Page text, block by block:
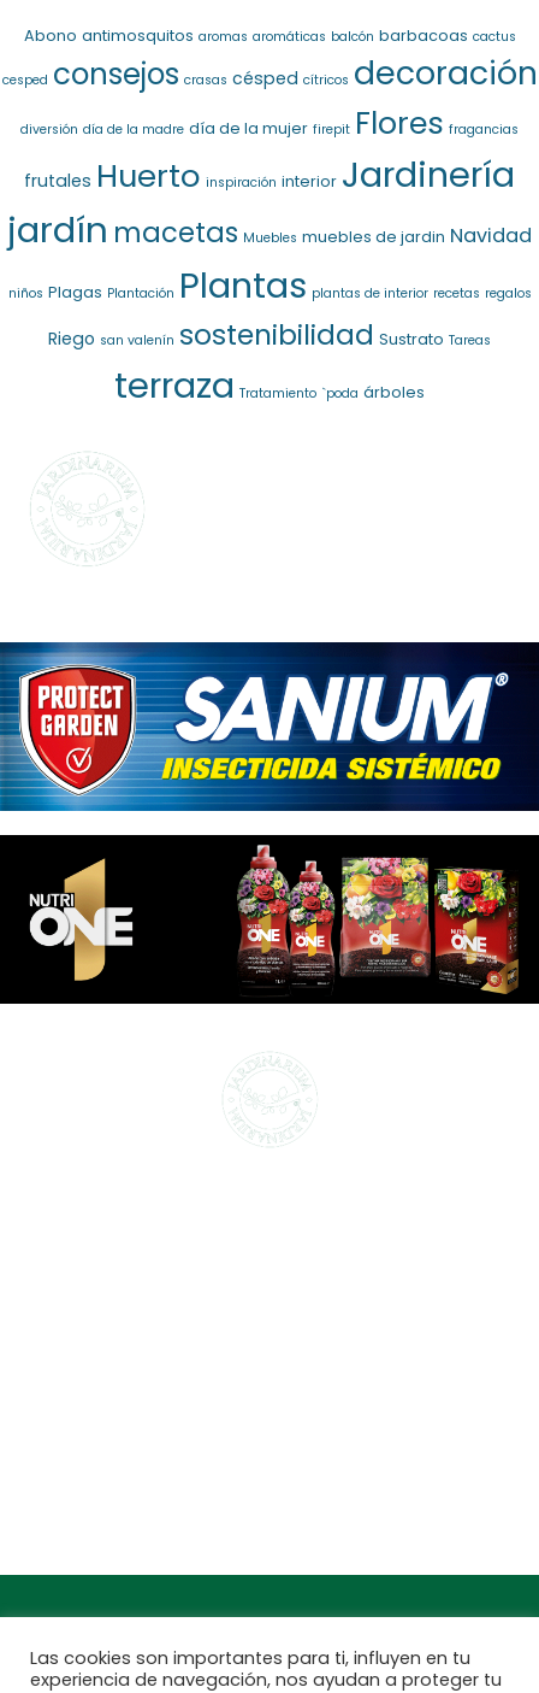
Abono antimosquitos aromas aromáticas balcón barbacoas cactus
cesped consejos crasas césped cítricos decoración
diversión día de la madre día de la mujer firepit Flores fragancias
frutales Huerto inspiración interior Jardinería
jardín macetas Muebles muebles de jardin Navidad
niños Plagas Plantación Plantas plantas de interior recetas regalos
Riego san valenín sostenibilidad Sustrato Tareas
terraza Tratamiento `poda árboles
Las cookies son importantes para ti, influyen en tu
experiencia de navegación, nos ayudan a proteger tu